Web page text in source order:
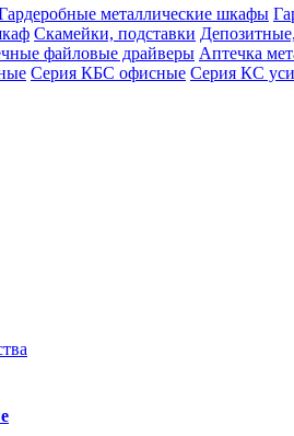
металлические шкафы
Скамейки, подставки
файловые драйверы Аптечка
Серия КБС офисные Серия КC